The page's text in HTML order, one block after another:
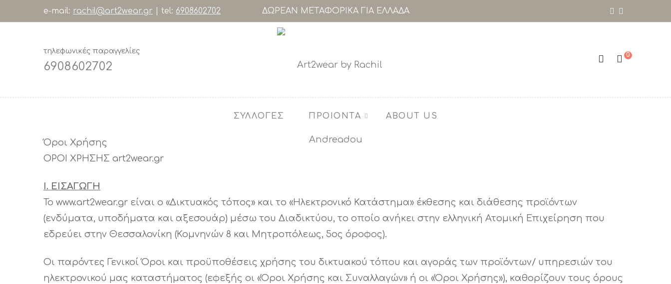
e-mail: rachil@art2wear.gr | tel: 6908602702 ΔΩΡΕΑΝ ΜΕΤΑΦΟΡΙΚΑ ΓΙΑ ΕΛΛΑΔΑ
τηλεφωνικές παραγγελίες
6908602702
0
ΣΥΛΛΟΓΕΣ ΠΡΟΙΟΝΤΑ ABOUT US
Όροι Χρήσης
ΟΡΟΙ ΧΡΗΣΗΣ art2wear.gr
I. ΕΙΣΑΓΩΓΗ
Το www.art2wear.gr είναι ο «Δικτυακός τόπος» και το «Ηλεκτρονικό Κατάστημα» έκθεσης και διάθεσης προϊόντων
(ενδύματα, υποδήματα και αξεσουάρ) μέσω του Διαδικτύου, το οποίο ανήκει στην ελληνική Ατομική Επιχείρηση που
εδρεύει στην Θεσσαλονίκη (Κομνηνών 8 και Μητροπόλεως, 5ος όροφος).
Οι παρόντες Γενικοί Όροι και προϋποθέσεις χρήσης του δικτυακού τόπου και αγοράς των προϊόντων/ υπηρεσιών του
ηλεκτρονικού μας καταστήματος (εφεξής οι «Όροι Χρήσης και Συναλλαγών» ή οι «Όροι Χρήσης»), καθορίζουν τους όρους